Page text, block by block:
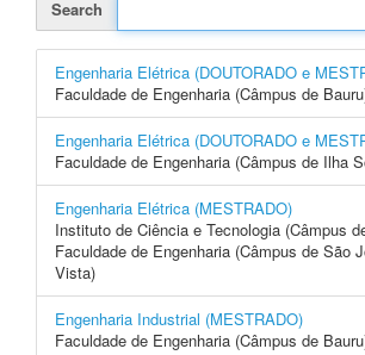
Search
Engenharia Elétrica (DOUTORADO e
Faculdade de Engenharia (Câmpus de
Engenharia Elétrica (DOUTORADO e
Faculdade de Engenharia (Câmpus de Ilha
Engenharia Elétrica (MESTRADO)
Instituto de Ciência e Tecnologia (Câmpus
Faculdade de Engenharia (Câmpus de São
Vista)
Engenharia Industrial (MESTRADO)
Faculdade de Engenharia (Câmpus de